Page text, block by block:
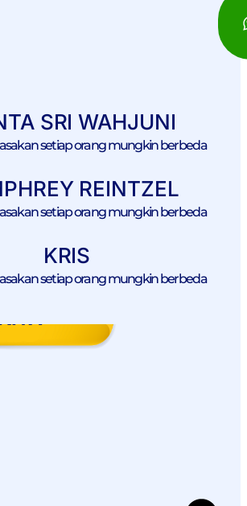
SRI WAHJUNI
setiap orang mungkin berbeda
REINTZEL
setiap orang mungkin berbeda
KRIS
setiap orang mungkin berbeda